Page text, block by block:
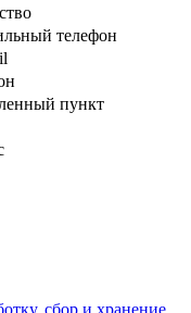
телефон
пункт
сбор и хранение